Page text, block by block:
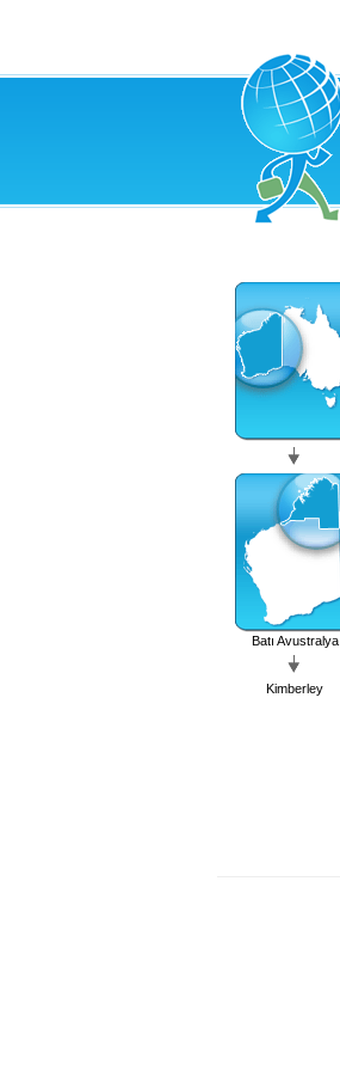
Batı Avustralya
Kimberley